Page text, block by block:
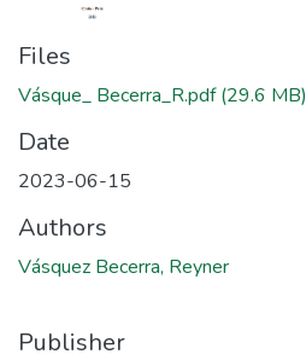
Files
Vásque_ Becerra_R.pdf(29.6 MB)
Date
2023-06-15
Authors
Vásquez Becerra, Reyner
Publisher